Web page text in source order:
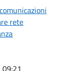
rete